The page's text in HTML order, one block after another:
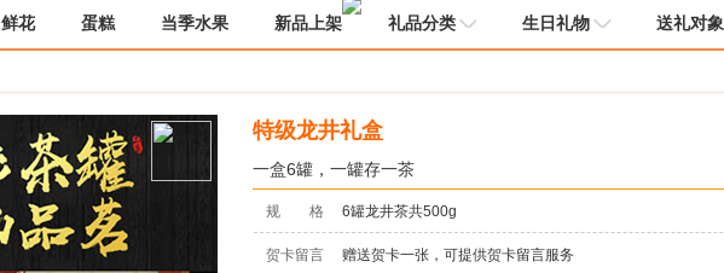
鲜花 蛋糕 当季水果 新品上架 礼品分类 生日礼物 送礼对象
特级龙井礼盒
一盒6罐，一罐存一茶
规 格 6罐龙井茶共500g
贺卡留言 赠送贺卡一张，可提供贺卡留言服务